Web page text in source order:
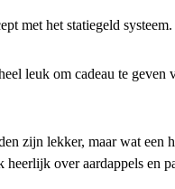
met het statiegeld
leuk om cadeau te
zijn lekker, maar wat een
over aardappels en